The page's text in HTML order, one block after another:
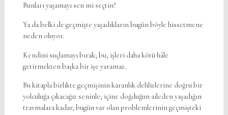
Bunları yaşamayı sen mi seçtin?
Ya da belki de geçmişte yaşadıkların bugün böyle hissetmene
neden oluyor.
Kendini suçlamayı bırak; bu, işleri daha kötü hâle
getirmekten başka bir işe yaramaz.
Bu kitapla birlikte geçmişinin karanlık dehlizlerine doğru bir
yolculuğa çıkacağız seninle; içine doğduğun aileden yaşadığın
travmalara kadar, bugün var olan problemlerinin geçmişteki